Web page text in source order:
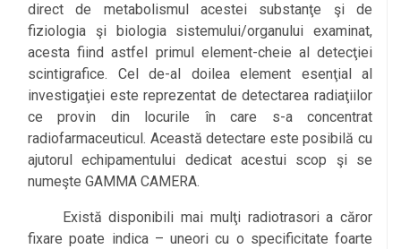
direct de metabolismul acestei substanţe şi de
fiziologia şi biologia sistemului/organului examinat,
acesta fiind astfel primul element-cheie al detecţiei
scintigrafice. Cel de-al doilea element esenţial al
investigaţiei este reprezentat de detectarea radiaţiilor
ce provin din locurile în care s-a concentrat
radiofarmaceuticul. Această detectare este posibilă cu
ajutorul echipamentului dedicat acestui scop şi se
numeşte GAMMA CAMERA.
Există disponibili mai mulţi radiotrasori a căror
fixare poate indica – uneori cu o specificitate foarte